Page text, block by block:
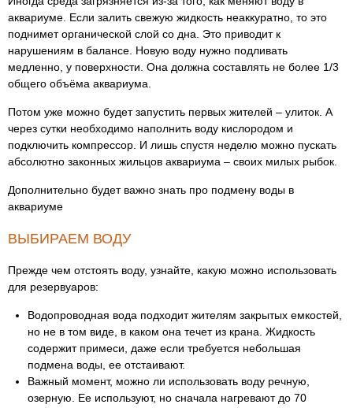
аквариуме. Если залить свежую жидкость неаккуратно, то это
поднимет органической слой со дна. Это приводит к
нарушениям в балансе. Новую воду нужно подливать
медленно, у поверхности. Она должна составлять не более 1/3
общего объёма аквариума.
Потом уже можно будет запустить первых жителей – улиток. А
через сутки необходимо наполнить воду кислородом и
подключить компрессор. И лишь спустя неделю можно пускать
абсолютно законных жильцов аквариума – своих милых рыбок.
Дополнительно будет важно знать про подмену воды в
аквариуме
ВЫБИРАЕМ ВОДУ
Прежде чем отстоять воду, узнайте, какую можно использовать
для резервуаров:
Водопроводная вода подходит жителям закрытых емкостей,
но не в том виде, в каком она течет из крана. Жидкость
содержит примеси, даже если требуется небольшая
подмена воды, ее отстаивают.
Важный момент, можно ли использовать воду речную,
озерную. Ее используют, но сначала нагревают до 70